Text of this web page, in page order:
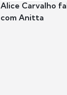
Alice Carvalho
com Anitta